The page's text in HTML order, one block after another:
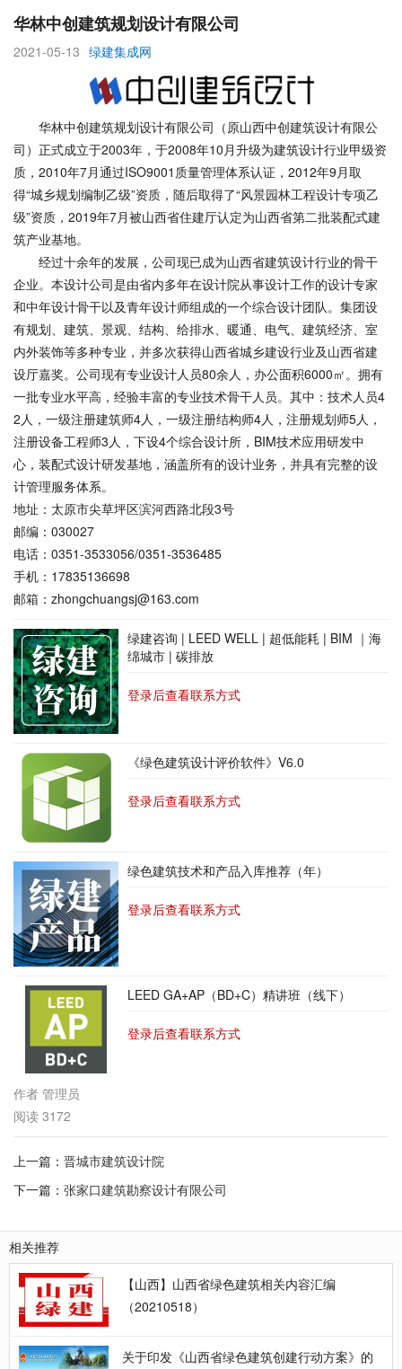
华林中创建筑规划设计有限公司
2021-05-13 绿建集成网
华林中创建筑规划设计有限公司（原山西中创建筑设计有限公
司）正式成立于2003年，于2008年10月升级为建筑设计行业甲级资
质，2010年7月通过ISO9001质量管理体系认证，2012年9月取
得“城乡规划编制乙级”资质，随后取得了“风景园林工程设计专项乙
级”资质，2019年7月被山西省住建厅认定为山西省第二批装配式建
筑产业基地。
经过十余年的发展，公司现已成为山西省建筑设计行业的骨干
企业。本设计公司是由省内多年在设计院从事设计工作的设计专家
和中年设计骨干以及青年设计师组成的一个综合设计团队。集团设
有规划、建筑、景观、结构、给排水、暖通、电气、建筑经济、室
内外装饰等多种专业，并多次获得山西省城乡建设行业及山西省建
设厅嘉奖。公司现有专业设计人员80余人，办公面积6000㎡。拥有
一批专业水平高，经验丰富的专业技术骨干人员。其中：技术人员4
2人，一级注册建筑师4人，一级注册结构师4人，注册规划师5人，
注册设备工程师3人，下设4个综合设计所，BIM技术应用研发中
心，装配式设计研发基地，涵盖所有的设计业务，并具有完整的设
计管理服务体系。
地址：太原市尖草坪区滨河西路北段3号
邮编：030027
电话：0351-3533056/0351-3536485
手机：17835136698
邮箱：zhongchuangsj@163.com
绿建咨询 | LEED WELL | 超低能耗 | BIM ｜海
绵城市 | 碳排放
登录后查看联系方式
《绿色建筑设计评价软件》V6.0
登录后查看联系方式
绿色建筑技术和产品入库推荐（年）
登录后查看联系方式
LEED GA+AP（BD+C）精讲班（线下）
登录后查看联系方式
作者 管理员
阅读 3172
上一篇： 晋城市建筑设计院
下一篇： 张家口建筑勘察设计有限公司
相关推荐
【山西】山西省绿色建筑相关内容汇编
（20210518）
关于印发《山西省绿色建筑创建行动方案》的